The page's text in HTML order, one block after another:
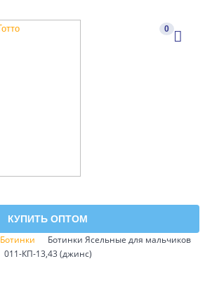
0
КУПИТЬ ОПТОМ
Ботинки
Ботинки Ясельные для мальчиков
011-КП-13,43 (джинс)